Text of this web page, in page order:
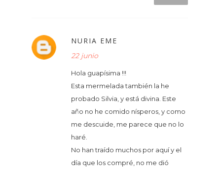
NURIA EME
22 junio
Hola guapísima !!!
Esta mermelada también la he
probado Silvia, y está divina. Este
año no he comido nísperos, y como
me descuide, me parece que no lo
haré.
No han traído muchos por aquí y el
día que los compré, no me dió